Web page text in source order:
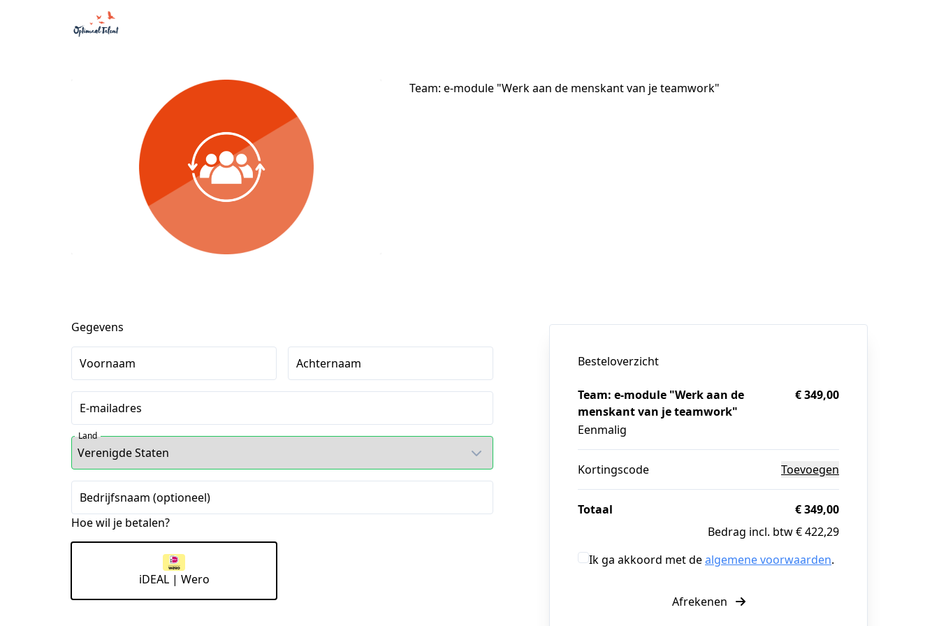
Team: e-module "Werk aan de menskant van je teamwork"
Gegevens
Voornaam Achternaam
E-mailadres
Land
Bedrijfsnaam (optioneel)
Hoe wil je betalen?
iDEAL | Wero
Besteloverzicht
Team: e-module "Werk aan de
menskant van je teamwork"
Eenmalig
€ 349,00
Kortingscode Toevoegen
Totaal
€ 349,00
Bedrag incl. btw € 422,29
Ik ga akkoord met dealgemene voorwaarden.
Afrekenen